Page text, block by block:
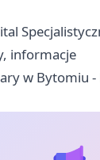
informacje
w Bytomiu